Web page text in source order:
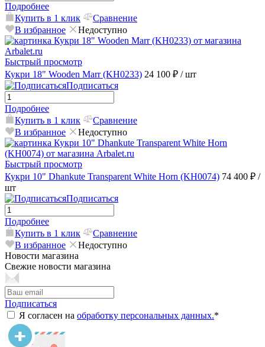
Подробнее
Купить в 1 клик
Сравнение
В избранное
Недоступно
Быстрый просмотр
Кукри 18" Wooden Marr (KH0233) 24 100 ₽ / шт
Подписаться
Подробнее
Купить в 1 клик
Сравнение
В избранное
Недоступно
Быстрый просмотр
Кукри 10" Dhankute Transparent White Horn (KH0074) 74 400 ₽ /
шт
Подписаться
Подробнее
Купить в 1 клик
Сравнение
В избранное
Недоступно
Новости магазина
Свежие новости магазина
Подписаться
Я согласен на обработку персональных данных.*